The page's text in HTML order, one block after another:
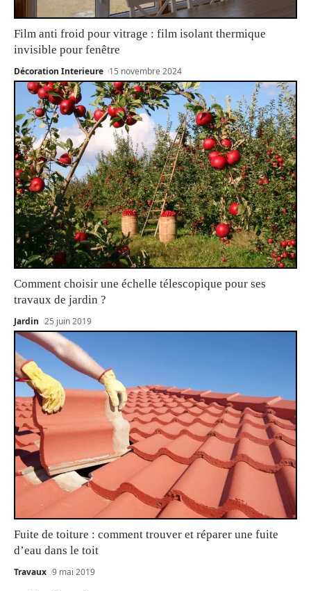
Film anti froid pour vitrage : film isolant thermique
invisible pour fenêtre
Décoration Interieure 15 novembre 2024
Comment choisir une échelle télescopique pour ses
travaux de jardin ?
Jardin 25 juin 2019
Fuite de toiture : comment trouver et réparer une fuite
d’eau dans le toit
Travaux 9 mai 2019